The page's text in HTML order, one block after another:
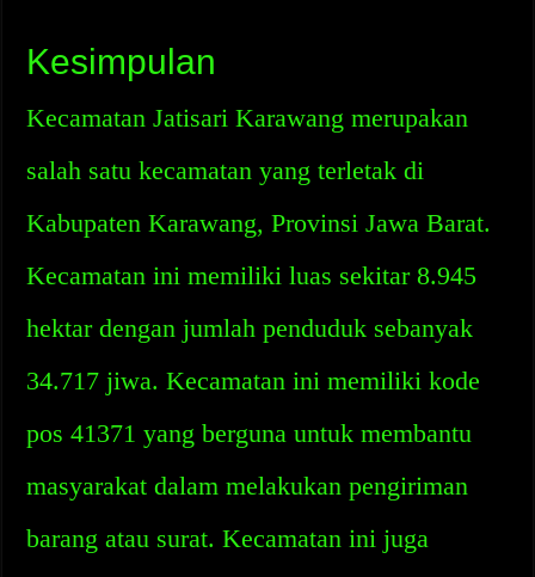
Kesimpulan
Kecamatan Jatisari Karawang merupakan
salah satu kecamatan yang terletak di
Kabupaten Karawang, Provinsi Jawa Barat.
Kecamatan ini memiliki luas sekitar 8.945
hektar dengan jumlah penduduk sebanyak
34.717 jiwa. Kecamatan ini memiliki kode
pos 41371 yang berguna untuk membantu
masyarakat dalam melakukan pengiriman
barang atau surat. Kecamatan ini juga